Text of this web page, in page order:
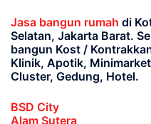
Jasa bangun rumah di
Selatan, Jakarta Barat.
bangun Kost /
Klinik, Apotik,
Cluster, Gedung, Hotel.
BSD City
Alam Sutera